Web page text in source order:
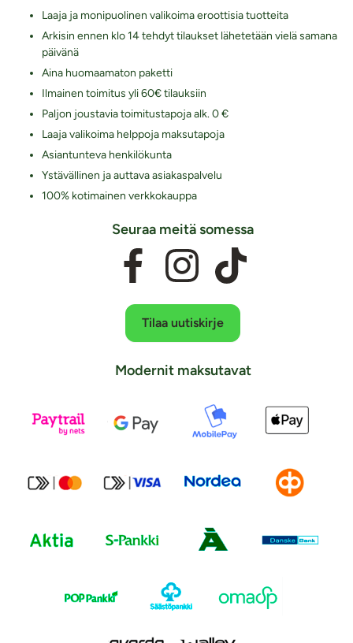
Laaja ja monipuolinen valikoima eroottisia tuotteita
Arkisin ennen klo 14 tehdyt tilaukset lähetetään vielä samana
päivänä
Aina huomaamaton paketti
Ilmainen toimitus yli 60€ tilauksiin
Paljon joustavia toimitustapoja alk. 0 €
Laaja valikoima helppoja maksutapoja
Asiantunteva henkilökunta
Ystävällinen ja auttava asiakaspalvelu
100% kotimainen verkkokauppa
Seuraa meitä somessa
Tilaa uutiskirje
Modernit maksutavat